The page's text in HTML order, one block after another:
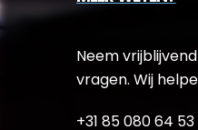
Neem
vragen. Wij
+31 85 080 64 53